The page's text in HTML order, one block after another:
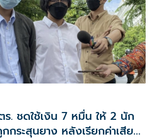
. ชดใช้เงิน 7 หมื่น ให้ 2 นัก
กระสุนยาง หลังเรียกค่าเสีย